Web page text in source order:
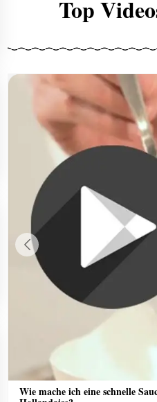
Top
Wie mache ich eine schnelle
Previous